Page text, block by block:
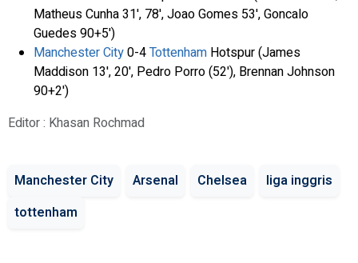
Matheus Cunha 31', 78', Joao Gomes 53', Goncalo
Guedes 90+5')
Manchester City0-4Tottenham Hotspur (James
Maddison 13', 20', Pedro Porro (52'), Brennan Johnson
90+2')
Editor : Khasan Rochmad
Manchester City Arsenal Chelsea
liga inggris
tottenham